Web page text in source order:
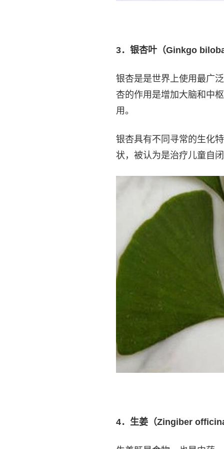
3．银杏叶（Ginkgo
银杏是是世界上使用最广
杏的作用是增加大脑和中
用。
银杏具有不同寻常的生化
状，被认为是治疗儿童自
4．生姜（Zingiber